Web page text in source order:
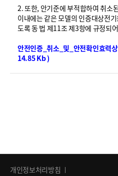
2. 또한, 안기준에 부적합하여 취소
이내에는 같은 모델의 인증대상전
도록 동 법 제11조 제3항에 규정되
안전인증_취소_및_안전확인효
14.85 Kb )
개인정보처리방침